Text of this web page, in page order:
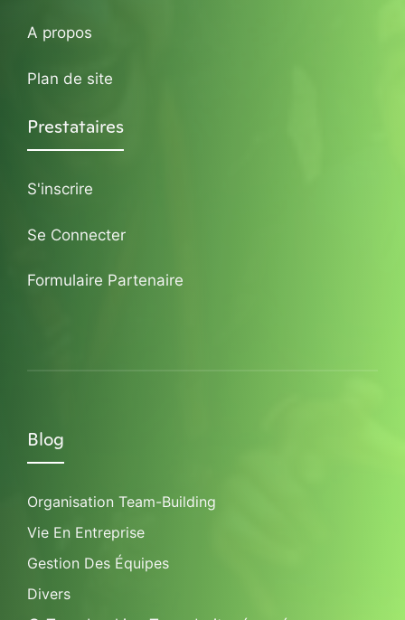
A propos
Plan de site
Prestataires
S'inscrire
Se Connecter
Formulaire Partenaire
Blog
Organisation Team-Building
Vie En Entreprise
Gestion Des Équipes
Divers